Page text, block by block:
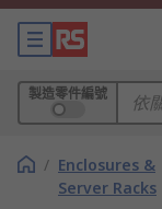
製造零件編號
/ Enclosures &
Server Racks